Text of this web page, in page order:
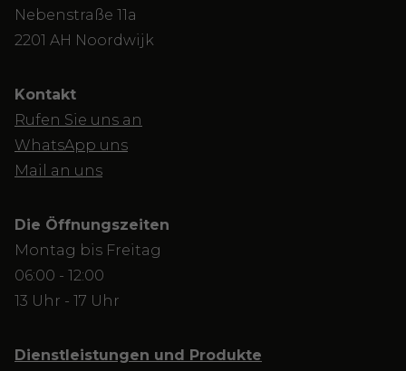
Nebenstraße 11a
2201 AH Noordwijk
Kontakt
Rufen Sie uns an
WhatsApp uns
Mail an uns
Die Öffnungszeiten
Montag bis Freitag
06:00 - 12:00
13 Uhr - 17 Uhr
Dienstleistungen und Produkte